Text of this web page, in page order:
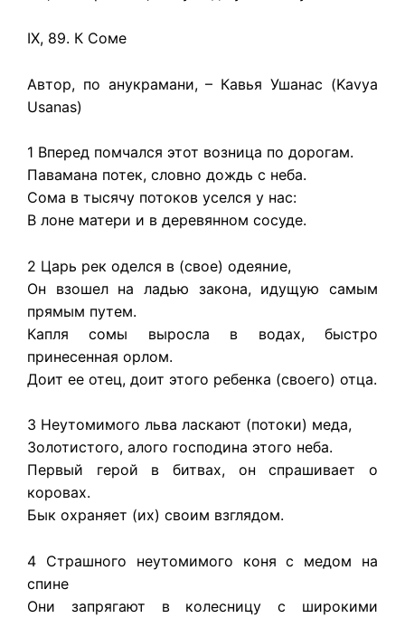
IX, 89. К Соме
Автор, по анукрамани, – Кавья Ушанас (Kavya
Usanas)
1 Вперед помчался этот возница по дорогам.
Павамана потек, словно дождь с неба.
Сома в тысячу потоков уселся у нас:
В лоне матери и в деревянном сосуде.
2 Царь рек оделся в (свое) одеяние,
Он взошел на ладью закона, идущую самым
прямым путем.
Капля сомы выросла в водах, быстро
принесенная орлом.
Доит ее отец, доит этого ребенка (своего) отца.
3 Неутомимого льва ласкают (потоки) меда,
Золотистого, алого господина этого неба.
Первый герой в битвах, он спрашивает о
коровах.
Бык охраняет (их) своим взглядом.
4 Страшного неутомимого коня с медом на
спине
Они запрягают в колесницу с широкими